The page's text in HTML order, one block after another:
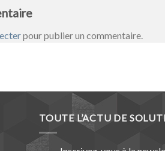
pour publier un commentaire.
TOUTE L’ACTU DE